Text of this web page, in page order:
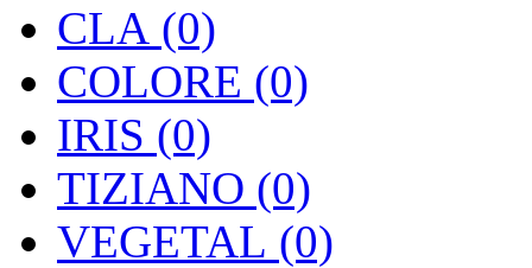
CLA (0)
COLORE (0)
IRIS (0)
TIZIANO (0)
VEGETAL (0)